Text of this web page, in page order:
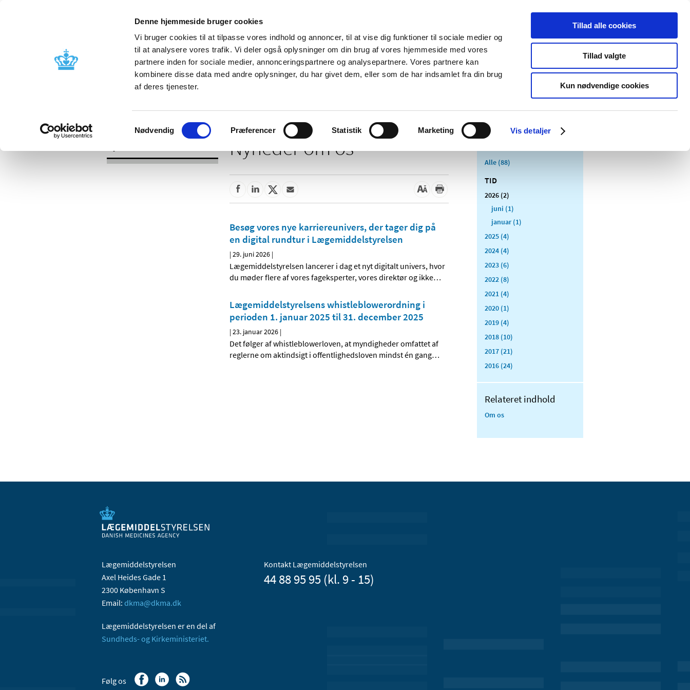
Denne hjemmeside bruger cookies
Vi bruger cookies til at tilpasse vores indhold og annoncer, til at vise dig funktioner til sociale medier og
til at analysere vores trafik. Vi deler også oplysninger om din brug af vores hjemmeside med vores
partnere inden for sociale medier, annonceringspartnere og analysepartnere. Vores partnere kan
kombinere disse data med andre oplysninger, du har givet dem, eller som de har indsamlet fra din brug
af deres tjenester.
Samtykkevalg
Nødvendig Præferencer Statistik Marketing Vis detaljer
Tillad alle cookies
Tillad valgte
Kun nødvendige cookies
Nyheder Om os Kontakt Udgivelser
Godkendelse og
Bivirkninger og
produktinformation
Tilskud og
Apoteker og salg af
Medicinsk
Særlige
produktområder
Nyheder om os
Besøg vores nye karriereunivers, der tager dig på
en digital rundtur i Lægemiddelstyrelsen
|29. juni 2026 |
Lægemiddelstyrelsen lancerer i dag et nyt digitalt univers, hvor
du møder flere af vores fageksperter, vores direktør og ikke…
Lægemiddelstyrelsens whistleblowerordning i
perioden 1. januar 2025 til 31. december 2025
|23. januar 2026 |
Det følger af whistleblowerloven, at myndigheder omfattet af
reglerne om aktindsigt i offentlighedsloven mindst én gang…
Alle (88)
TID
2026 (2)
juni (1)
januar (1)
2025 (4)
2024 (4)
2023 (6)
2022 (8)
2021 (4)
2020 (1)
2019 (4)
2018 (10)
2017 (21)
2016 (24)
Relateret indhold
Om os
Lægemiddelstyrelsen
Axel Heides Gade 1
2300 København S
Email: dkma@dkma.dk
Lægemiddelstyrelsen er en del af
Sundheds- og Kirkeministeriet.
Kontakt Lægemiddelstyrelsen
44 88 95 95 (kl. 9 - 15)
Følg os